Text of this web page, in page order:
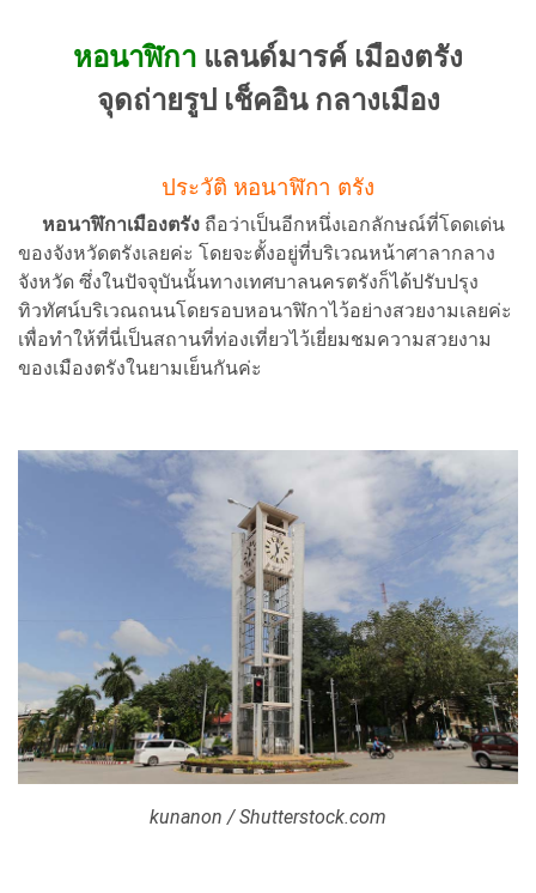
หอนาฬิกา แลนด์มารค์ เมืองตรัง
จุดถ่ายรูป เช็คอิน กลางเมือง
ประวัติ หอนาฬิกา ตรัง
หอนาฬิกาเมืองตรัง ถือว่าเป็นอีกหนึ่งเอกลักษณ์ที่โดดเด่น
ของจังหวัดตรังเลยค่ะ โดยจะตั้งอยู่ที่บริเวณหน้าศาลากลาง
จังหวัด ซึ่งในปัจจุบันนั้นทางเทศบาลนครตรังก็ได้ปรับปรุง
ทิวทัศน์บริเวณถนนโดยรอบหอนาฬิกาไว้อย่างสวยงามเลยค่ะ
เพื่อทำให้ที่นี่เป็นสถานที่ท่องเที่ยวไว้เยี่ยมชมความสวยงาม
ของเมืองตรังในยามเย็นกันค่ะ
kunanon / Shutterstock.com